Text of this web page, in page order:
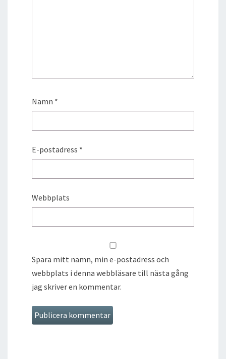
Namn *
E-postadress *
Webbplats
Spara mitt namn, min e-postadress och
webbplats i denna webbläsare till nästa gång
jag skriver en kommentar.